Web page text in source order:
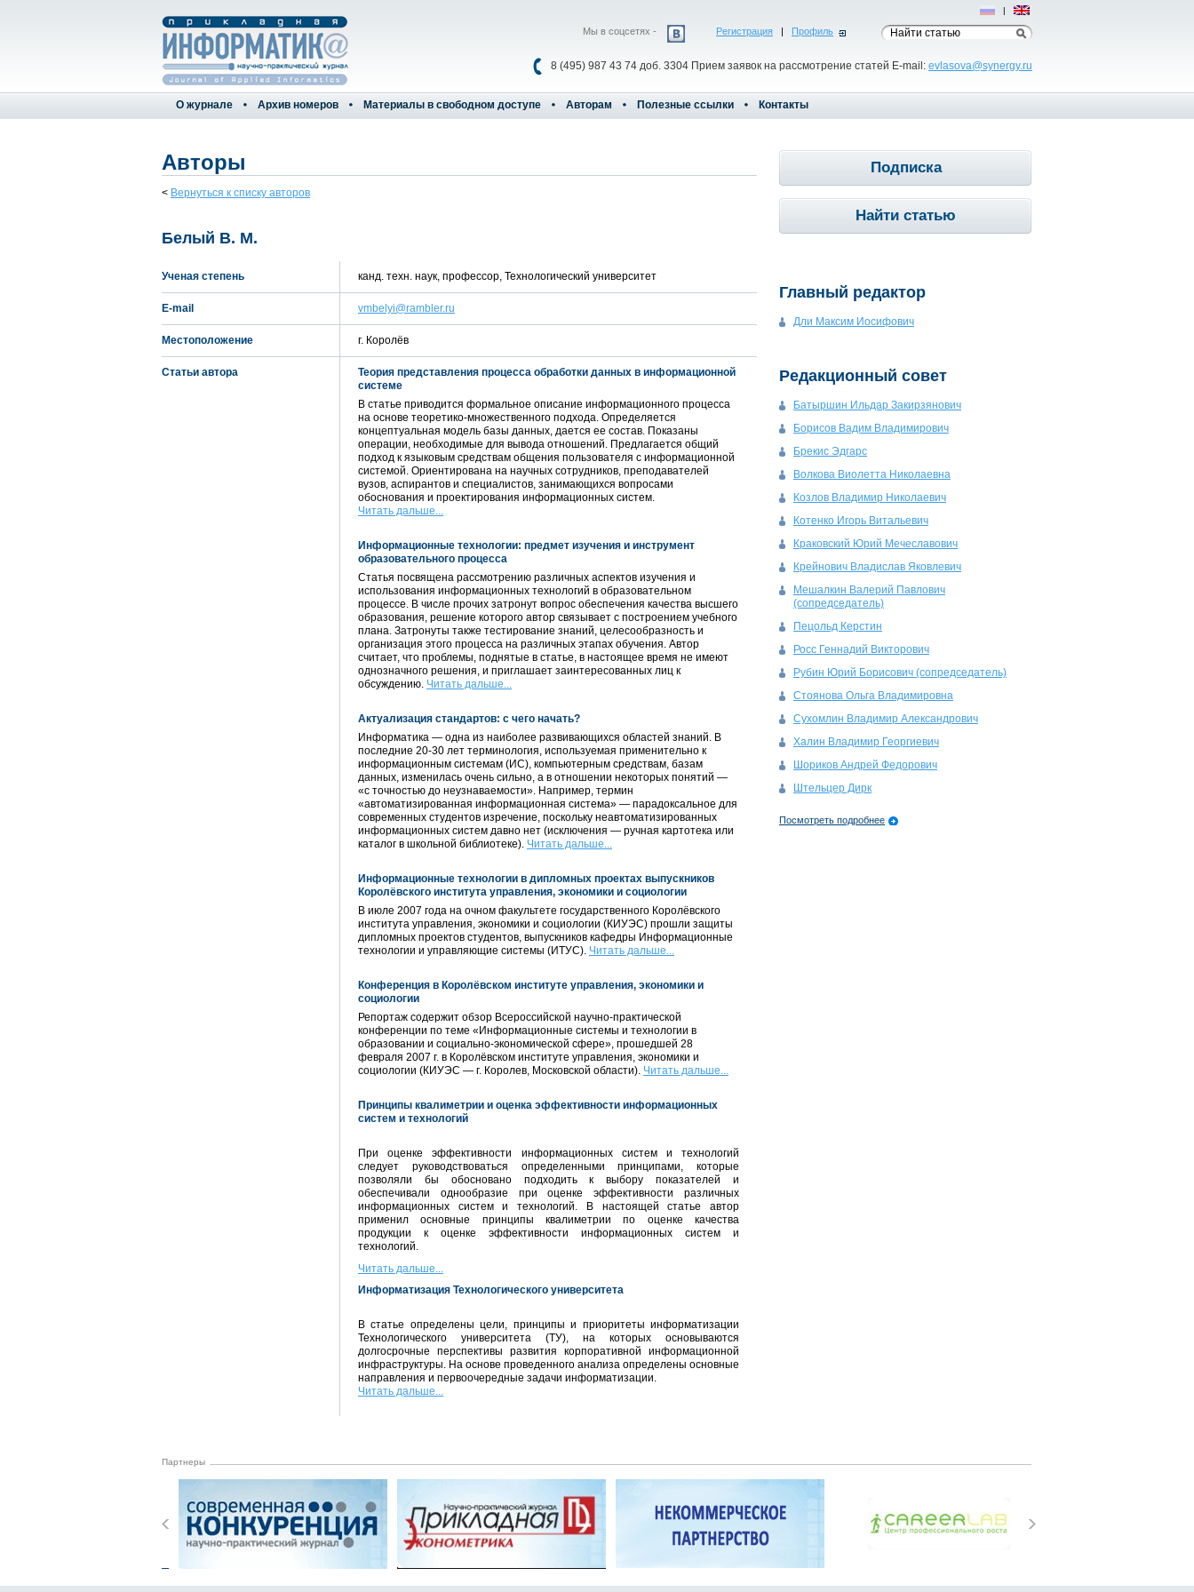
Регистрация | Профиль
8 (495) 987 43 74 доб. 3304 Прием заявок на рассмотрение статей E-mail: evlasova@synergy.ru
Мы в соцсетях -
Рус | Eng
О журнале Архив номеров Материалы в свободном доступе Авторам Полезные ссылки Контакты
Авторы
< Вернуться к списку авторов
Белый В. М.
Ученая степень канд. техн. наук, профессор, Технологический университет
E-mail vmbelyi@rambler.ru
Местоположение г. Королёв
Статьи автора
Теория представления процесса обработки данных в информационной
системе
В статье приводится формальное описание информационного процесса
на основе теоретико-множественного подхода. Определяется
концептуальная модель базы данных, дается ее состав. Показаны
операции, необходимые для вывода отношений. Предлагается общий
подход к языковым средствам общения пользователя с информационной
системой. Ориентирована на научных сотрудников, преподавателей
вузов, аспирантов и специалистов, занимающихся вопросами
обоснования и проектирования информационных систем.
Читать дальше...
Информационные технологии: предмет изучения и инструмент
образовательного процесса
Статья посвящена рассмотрению различных аспектов изучения и
использования информационных технологий в образовательном
процессе. В числе прочих затронут вопрос обеспечения качества высшего
образования, решение которого автор связывает с построением учебного
плана. Затронуты также тестирование знаний, целесообразность и
организация этого процесса на различных этапах обучения. Автор
считает, что проблемы, поднятые в статье, в настоящее время не имеют
однозначного решения, и приглашает заинтересованных лиц к
обсуждению. Читать дальше...
Актуализация стандартов: с чего начать?
Информатика — одна из наиболее развивающихся областей знаний. В
последние 20-30 лет терминология, используемая применительно к
информационным системам (ИС), компьютерным средствам, базам
данных, изменилась очень сильно, а в отношении некоторых понятий —
«с точностью до неузнаваемости». Например, термин
«автоматизированная информационная система» — парадоксальное для
современных студентов изречение, поскольку неавтоматизированных
информационных систем давно нет (исключения — ручная картотека или
каталог в школьной библиотеке). Читать дальше...
Информационные технологии в дипломных проектах выпускников
Королёвского института управления, экономики и социологии
В июле 2007 года на очном факультете государственного Королёвского
института управления, экономики и социологии (КИУЭС) прошли защиты
дипломных проектов студентов, выпускников кафедры Информационные
технологии и управляющие системы (ИТУС). Читать дальше...
Конференция в Королёвском институте управления, экономики и
социологии
Репортаж содержит обзор Всероссийской научно-практической
конференции по теме «Информационные системы и технологии в
образовании и социально-экономической сфере», прошедшей 28
февраля 2007 г. в Королёвском институте управления, экономики и
социологии (КИУЭС — г. Королев, Московской области). Читать дальше...
Принципы квалиметрии и оценка эффективности информационных
систем и технологий
При оценке эффективности информационных систем и технологий
следует руководствоваться определенными принципами, которые
позволяли бы обосновано подходить к выбору показателей и
обеспечивали однообразие при оценке эффективности различных
информационных систем и технологий. В настоящей статье автор
применил основные принципы квалиметрии по оценке качества
продукции к оценке эффективности информационных систем и
технологий.
Читать дальше...
Информатизация Технологического университета
В статье определены цели, принципы и приоритеты информатизации
Технологического университета (ТУ), на которых основываются
долгосрочные перспективы развития корпоративной информационной
инфраструктуры. На основе проведенного анализа определены основные
направления и первоочередные задачи информатизации.
Читать дальше...
Подписка
Найти статью
Главный редактор
Дли Максим Иосифович
Редакционный совет
Батыршин Ильдар Закирзянович
Борисов Вадим Владимирович
Брекис Эдгарс
Волкова Виолетта Николаевна
Козлов Владимир Николаевич
Котенко Игорь Витальевич
Краковский Юрий Мечеславович
Крейнович Владислав Яковлевич
Мешалкин Валерий Павлович
(сопредседатель)
Пецольд Керстин
Росс Геннадий Викторович
Рубин Юрий Борисович (сопредседатель)
Стоянова Ольга Владимировна
Сухомлин Владимир Александрович
Халин Владимир Георгиевич
Шориков Андрей Федорович
Штельцер Дирк
Посмотреть подробнее
Партнеры